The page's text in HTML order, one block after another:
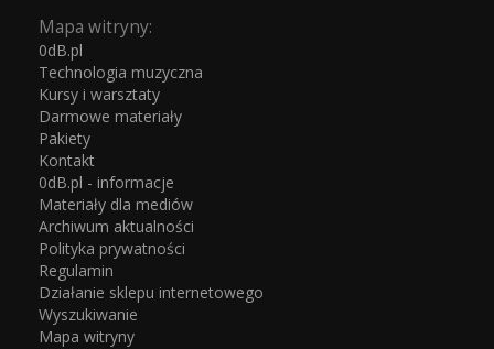
Mapa witryny:
0dB.pl
Technologia muzyczna
Kursy i warsztaty
Darmowe materiały
Pakiety
Kontakt
0dB.pl - informacje
Materiały dla mediów
Archiwum aktualności
Polityka prywatności
Regulamin
Działanie sklepu internetowego
Wyszukiwanie
Mapa witryny